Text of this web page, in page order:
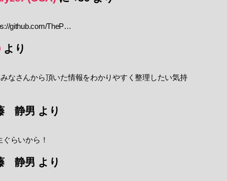
github.com/TheP…
より
なさんから頂いた情報をわかりやすく整理したい気持
静男 より
らいから！
静男 より